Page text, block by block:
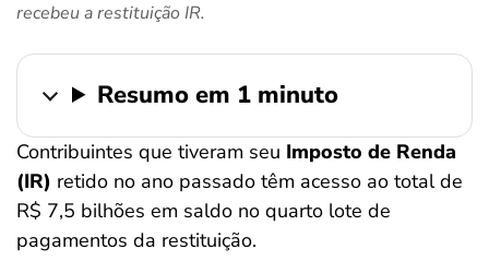
recebeu a restituição IR.
Resumo em 1 minuto
Contribuintes que tiveram seu Imposto de Renda
(IR) retido no ano passado têm acesso ao total de
R$ 7,5 bilhões em saldo no quarto lote de
pagamentos da restituição.